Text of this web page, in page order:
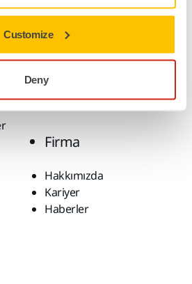
Customize
Deny
Uygulamalar
Firma
Hakkımızda
Kariyer
Haberler